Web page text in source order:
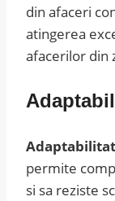
din afaceri
atingerea
afacerilor din
permite
si sa reziste